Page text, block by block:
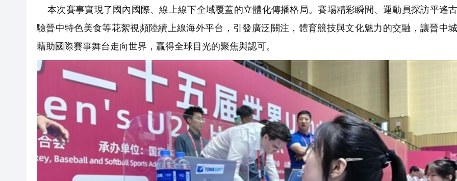
本次賽事實現了國內國際、線上線下全域覆蓋的立體化傳播格局。賽場精彩瞬間、運動員探訪平遙
驗晉中特色美食等花絮視頻陸續上線海外平台，引發廣泛關注，體育競技與文化魅力的交融，讓晉中
藉助國際賽事舞台走向世界，贏得全球目光的聚焦與認可。